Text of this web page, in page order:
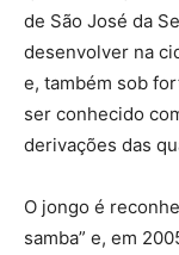
de São José da
desenvolver na
e, também sob
ser conhecido
derivações das
O jongo é
samba” e, em